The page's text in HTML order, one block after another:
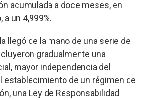
acumulada a doce meses, en
a un 4,999%.
llegó de la mano de una serie de
gradualmente una
mayor independencia del
establecimiento de un régimen de
una Ley de Responsabilidad